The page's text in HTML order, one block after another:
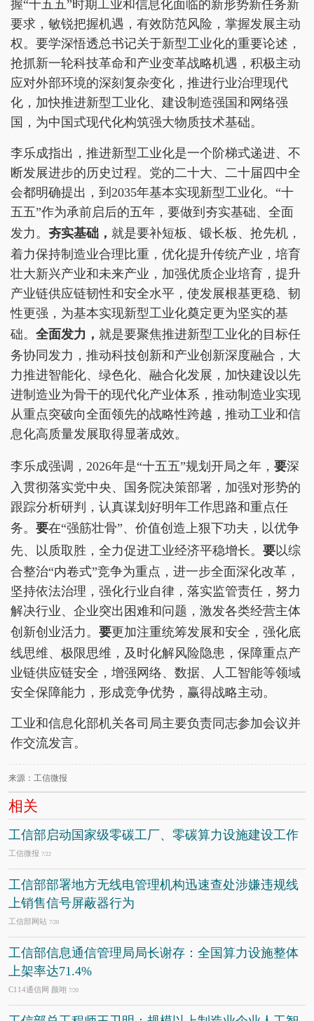
握“十五五”时期工业和信息化面临的新形势新任务新
要求，敏锐把握机遇，有效防范风险，掌握发展主动
权。要学深悟透总书记关于新型工业化的重要论述，
抢抓新一轮科技革命和产业变革战略机遇，积极主动
应对外部环境的深刻复杂变化，推进行业治理现代
化，加快推进新型工业化、建设制造强国和网络强
国，为中国式现代化构筑强大物质技术基础。
李乐成指出，推进新型工业化是一个阶梯式递进、不
断发展进步的历史过程。党的二十大、二十届四中全
会都明确提出，到2035年基本实现新型工业化。“十
五五”作为承前启后的五年，要做到夯实基础、全面
发力。 夯实基础， 就是要补短板、锻长板、抢先机，
着力保持制造业合理比重，优化提升传统产业，培育
壮大新兴产业和未来产业，加强优质企业培育，提升
产业链供应链韧性和安全水平，使发展根基更稳、韧
性更强，为基本实现新型工业化奠定更为坚实的基
础。 全面发力， 就是要聚焦推进新型工业化的目标任
务协同发力，推动科技创新和产业创新深度融合，大
力推进智能化、绿色化、融合化发展，加快建设以先
进制造业为骨干的现代化产业体系，推动制造业实现
从重点突破向全面领先的战略性跨越，推动工业和信
息化高质量发展取得显著成效。
李乐成强调，2026年是“十五五”规划开局之年， 要深
入贯彻落实党中央、国务院决策部署，加强对形势的
跟踪分析研判，认真谋划好明年工作思路和重点任
务。 要在“强筋壮骨”、价值创造上狠下功夫，以优争
先、以质取胜，全力促进工业经济平稳增长。 要以综
合整治“内卷式”竞争为重点，进一步全面深化改革，
坚持依法治理，强化行业自律，落实监管责任，努力
解决行业、企业突出困难和问题，激发各类经营主体
创新创业活力。 要更加注重统筹发展和安全，强化底
线思维、极限思维，及时化解风险隐患，保障重点产
业链供应链安全，增强网络、数据、人工智能等领域
安全保障能力，形成竞争优势，赢得战略主动。
工业和信息化部机关各司局主要负责同志参加会议并
作交流发言。
来源：工信微报
相关
工信部启动国家级零碳工厂、零碳算力设施建设工作
工信微报 7/22
工信部部署地方无线电管理机构迅速查处涉嫌违规线
上销售信号屏蔽器行为
工信部网站 7/20
工信部信息通信管理局局长谢存：全国算力设施整体
上架率达71.4%
C114通信网 颜翊 7/20